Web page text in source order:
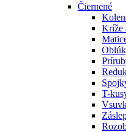
Čiernené
Kríže
T-